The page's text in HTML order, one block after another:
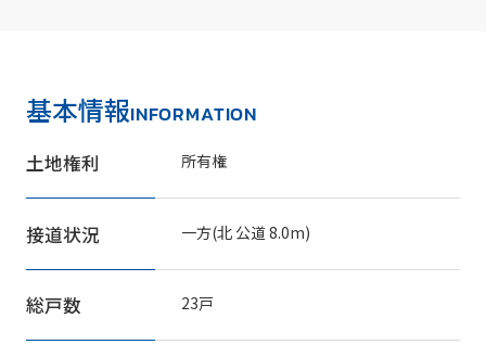
基本情報INFORMATION
土地権利 所有権
接道状況 一方(北 公道 8.0m)
総戸数 23戸